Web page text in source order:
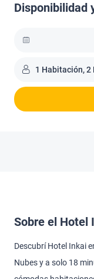
Disponibilidad
1 Habitación, 2
Sobre el Hotel
Descubrí Hotel Inkai
Nubes y a solo 18